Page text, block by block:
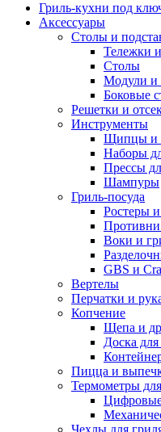
Гриль-кухни под
Аксессуары
Столы и
Тележки
Столы
Модули и
Боковые
Решетки и
Инструменты
Щипцы и
Наборы
Прессы
Шампуры
Гриль-посуда
Ростеры
Противни
Воки и
GBS и
Вертелы
Перчатки и
Копчение
Щепа и
Доска
Пицца и
Термометры
Чехлы для